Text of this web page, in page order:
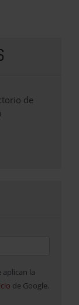
de
aplican la
de Google.